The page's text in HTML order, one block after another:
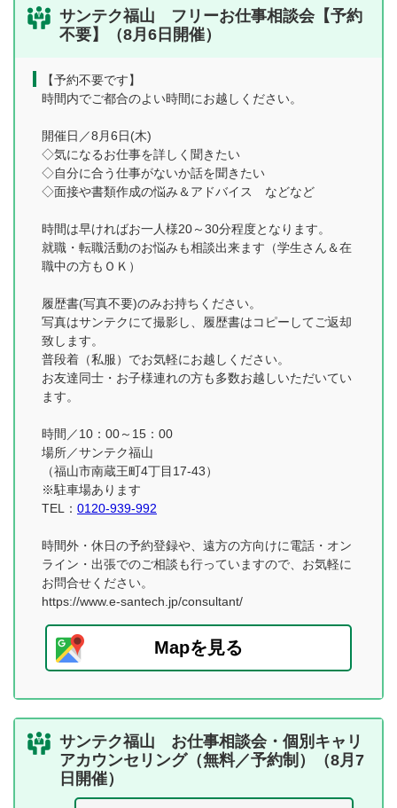
サンテク福山 フリーお仕事相談会【予約
不要】（8月6日開催）
【予約不要です】
時間内でご都合のよい時間にお越しください。
開催日／8月6日(木)
◇気になるお仕事を詳しく聞きたい
◇自分に合う仕事がないか話を聞きたい
◇面接や書類作成の悩み＆アドバイス などなど
時間は早ければお一人様20～30分程度となります。
就職・転職活動のお悩みも相談出来ます（学生さん＆在
職中の方もＯＫ）
履歴書(写真不要)のみお持ちください。
写真はサンテクにて撮影し、履歴書はコピーしてご返却
致します。
普段着（私服）でお気軽にお越しください。
お友達同士・お子様連れの方も多数お越しいただいてい
ます。
時間／10：00～15：00
場所／サンテク福山
（福山市南蔵王町4丁目17-43）
※駐車場あります
TEL： 0120-939-992
時間外・休日の予約登録や、遠方の方向けに電話・オン
ライン・出張でのご相談も行っていますので、お気軽に
お問合せください。
https://www.e-santech.jp/consultant/
Mapを見る
サンテク福山 お仕事相談会・個別キャリ
アカウンセリング（無料／予約制）（8月7
日開催）